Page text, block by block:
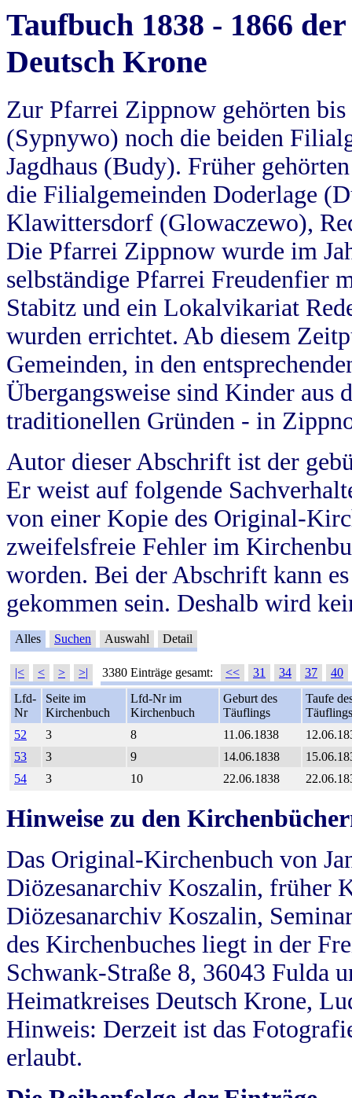
Taufbuch 1838 - 1866
Deutsch Krone
Zur Pfarrei Zippnow gehörten
(Sypnywo) noch die beiden
Jagdhaus (Budy). Früher
die Filialgemeinden Doderlage
Klawittersdorf (Glowaczewo),
Die Pfarrei Zippnow wurde im
selbständige Pfarrei Freudenfier
Stabitz und ein Lokalvikariat
wurden errichtet. Ab diesem
Gemeinden, in den
Übergangsweise sind Kinder aus
traditionellen Gründen - in
Autor dieser Abschrift ist der
Er weist auf folgende
von einer Kopie des Original-
zweifelsfreie Fehler im
worden. Bei der Abschrift kann
gekommen sein. Deshalb wird
Alles Suchen Auswahl Detail
|< < > >| 3380 Einträge gesamt: << 31 34 37
40
Lfd-
Nr
Seite im
Kirchenbuch
Lfd-Nr im
Kirchenbuch
Geburt des
Täuflings
Taufe
Täuflings
52
3 8 11.06.1838
53
3 9 14.06.1838
54
3 10 22.06.1838
Hinweise zu den
Das Original-Kirchenbuch von
Diözesanarchiv Koszalin, früher
Diözesanarchiv Koszalin,
des Kirchenbuches liegt in der
Schwank-Straße 8, 36043 Fulda
Heimatkreises Deutsch Krone,
Hinweis: Derzeit ist das
erlaubt.